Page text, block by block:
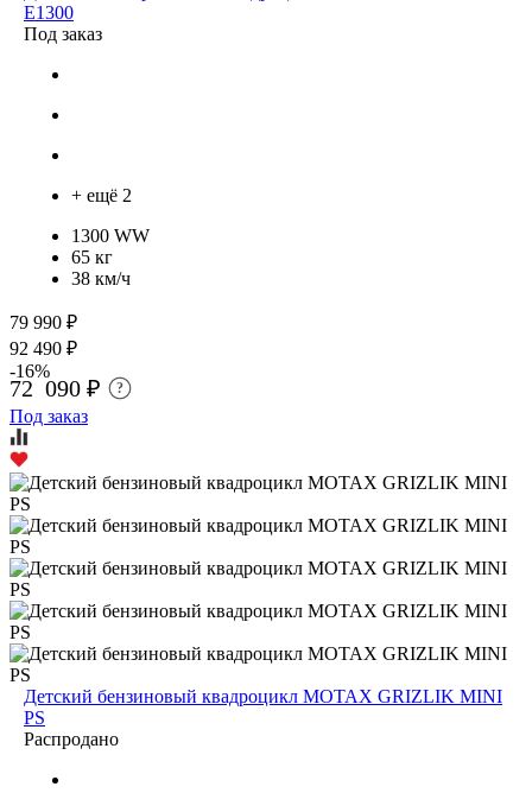
E1300
Под заказ
+ ещё 2
1300 WW
65 кг
38 км/ч
79 990 ₽
92 490 ₽
-16%
72 090 ₽ ?
Под заказ
Детский бензиновый квадроцикл MOTAX GRIZLIK MINI
PS
Распродано